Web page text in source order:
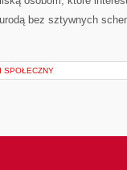
bez sztywnych
SPOŁECZNY